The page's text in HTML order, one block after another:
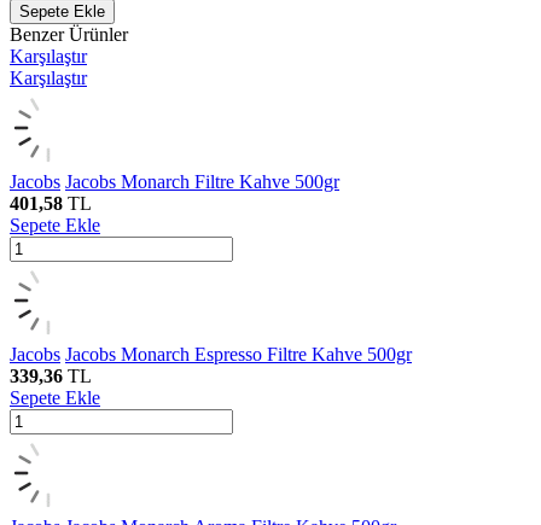
Sepete Ekle
Benzer Ürünler
Karşılaştır
Karşılaştır
Jacobs Jacobs Monarch Filtre Kahve 500gr
401,58 TL
Sepete Ekle
Jacobs Jacobs Monarch Espresso Filtre Kahve 500gr
339,36 TL
Sepete Ekle